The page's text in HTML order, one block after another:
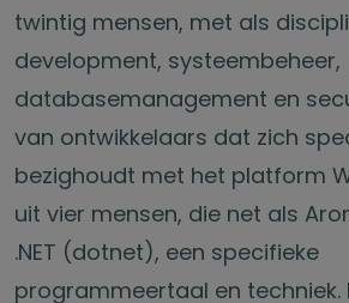
twintig mensen, met als
development, systeembeheer,
databasemanagement en
van ontwikkelaars dat zich
bezighoudt met het platform
uit vier mensen, die net als
.NET (dotnet), een specifieke
programmeertaal en techniek.